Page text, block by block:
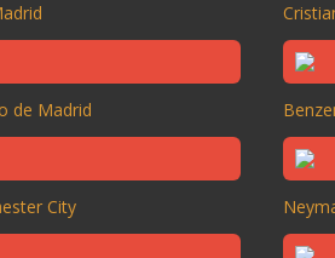
de Madrid
City